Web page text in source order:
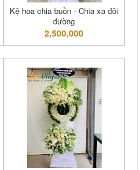
Kệ hoa chia buồn - Chia xa đôi
đường
2,500,000